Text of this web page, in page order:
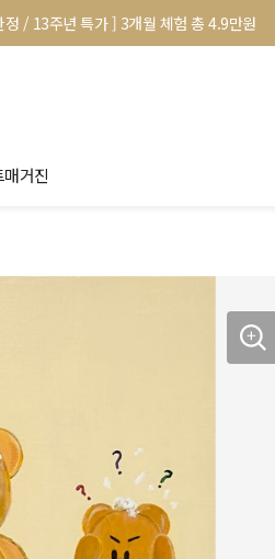
정 / 13주년 특가 ] 3개월 체험 총 4.9만원
매거진
이야기